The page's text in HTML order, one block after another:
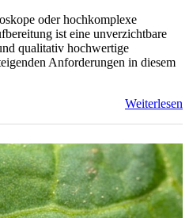
oder hochkomplexe
ist eine unverzichtbare
qualitativ hochwertige
Anforderungen in diesem
Weiterlesen